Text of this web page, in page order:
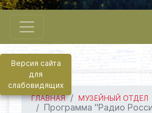
Версия сайта
для
слабовидящих
ГЛАВНАЯ
МУЗЕЙНЫЙ ОТДЕЛ
Программа "Радио